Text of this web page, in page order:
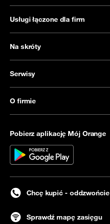
Usługi łączone dla firm
Na skróty
Serwisy
O firmie
Pobierz aplikację Mój Orange
Chcę kupić - oddzwońcie
Sprawdź mapę zasięgu